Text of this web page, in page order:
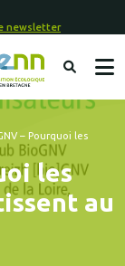
newsletter
– Pourquoi les
les
au